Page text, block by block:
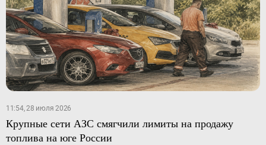
11:54, 28 июля 2026
Крупные сети АЗС смягчили лимиты на продажу
топлива на юге России